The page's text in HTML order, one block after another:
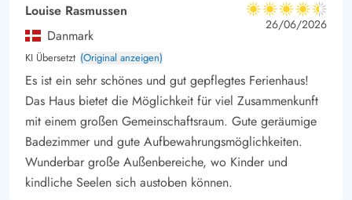
Louise Rasmussen
Danmark
KI Übersetzt (Original anzeigen)
4.5 von 5
4.5 von 5
4.5 out of 5
26/06/2026
Es ist ein sehr schönes und gut gepflegtes Ferienhaus!
Das Haus bietet die Möglichkeit für viel Zusammenkunft
mit einem großen Gemeinschaftsraum. Gute geräumige
Badezimmer und gute Aufbewahrungsmöglichkeiten.
Wunderbar große Außenbereiche, wo Kinder und
kindliche Seelen sich austoben können.